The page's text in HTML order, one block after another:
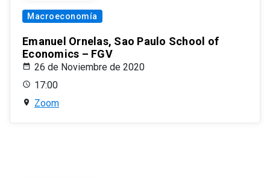
Macroeconomía
Emanuel Ornelas, Sao Paulo School of
Economics – FGV
26 de Noviembre de 2020
17:00
Zoom